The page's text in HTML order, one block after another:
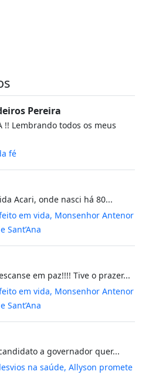
Pereira
!! Lembrando todos os meus
fé
Acari, onde nasci há 80...
em vida, Monsenhor Antenor
Sant’Ana
em paz!!!! Tive o prazer...
em vida, Monsenhor Antenor
Sant’Ana
a governador quer...
na saúde, Allyson promete